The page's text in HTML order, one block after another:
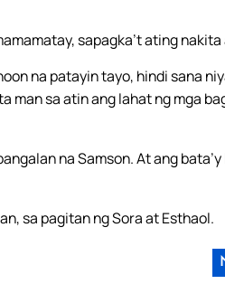
sapagka’t ating nakita
na patayin tayo, hindi sana
man sa atin ang lahat ng mga
na Samson. At ang
sa pagitan ng Sora at Esthaol.